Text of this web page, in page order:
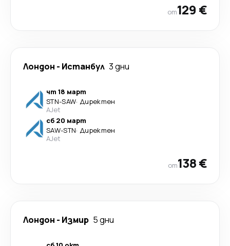
от129 €
Лондон - Истанбул 3 дни
чт 18 март
STN-SAW· Директен
AJet
сб 20 март
SAW-STN· Директен
AJet
от138 €
Лондон - Измир 5 дни